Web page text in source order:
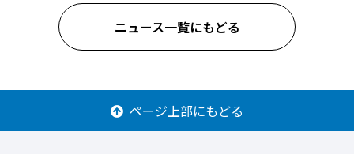
ニュース一覧にもどる
ページ上部にもどる